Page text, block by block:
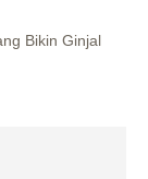
Bikin Ginjal